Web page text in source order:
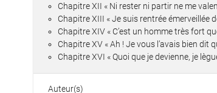
Chapitre XII « Ni rester ni partir ne me
Chapitre XIII « Je suis rentrée émerveillée
Chapitre XIV « C’est un homme très fort
Chapitre XV « Ah ! Je vous l’avais bien
Chapitre XVI « Quoi que je devienne, je
Auteur(s)